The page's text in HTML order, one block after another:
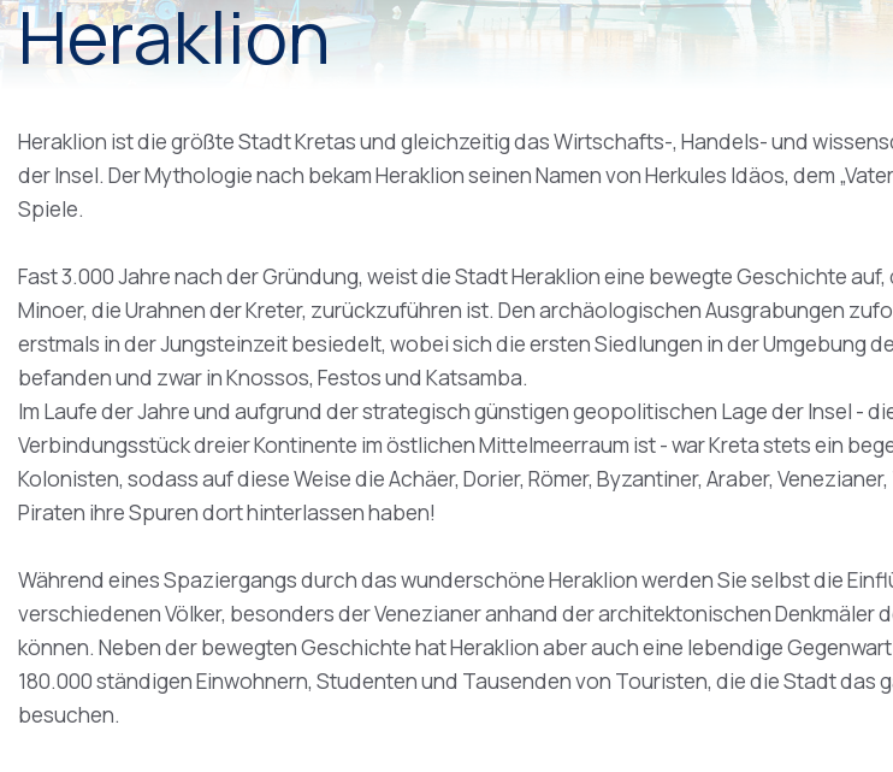
Heraklion
Heraklion ist die größte Stadt Kretas und gleichzeitig das Wirtschafts-, Handels- und
der Insel. Der Mythologie nach bekam Heraklion seinen Namen von Herkules Idäos, dem
Spiele.
Fast 3.000 Jahre nach der Gründung, weist die Stadt Heraklion eine bewegte Geschichte auf,
Minoer, die Urahnen der Kreter, zurückzuführen ist. Den archäologischen Ausgrabungen
erstmals in der Jungsteinzeit besiedelt, wobei sich die ersten Siedlungen in der Umgebung
befanden und zwar in Knossos, Festos und Katsamba.
Im Laufe der Jahre und aufgrund der strategisch günstigen geopolitischen Lage der Insel -
Verbindungsstück dreier Kontinente im östlichen Mittelmeerraum ist - war Kreta stets ein
Kolonisten, sodass auf diese Weise die Achäer, Dorier, Römer, Byzantiner, Araber,
Piraten ihre Spuren dort hinterlassen haben!
Während eines Spaziergangs durch das wunderschöne Heraklion werden Sie selbst die
verschiedenen Völker, besonders der Venezianer anhand der architektonischen Denkmäler
können. Neben der bewegten Geschichte hat Heraklion aber auch eine lebendige
180.000 ständigen Einwohnern, Studenten und Tausenden von Touristen, die die Stadt das
besuchen.